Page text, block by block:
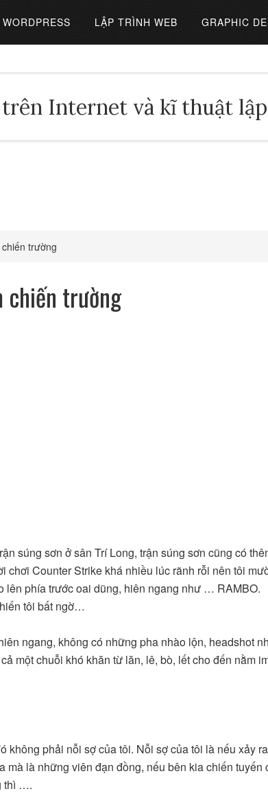
WORDPRESS LẬP TRÌNH WEB GRAPHIC
Internet và kĩ thuật
trường
chiến trường
súng sơn ở sân Trí Long, trận súng sơn cũng có
Counter Strike khá nhiều lúc rãnh rỗi nên tôi
lên phía trước oai dũng, hiên ngang như … RAMBO.
tôi bất ngờ…
ngang, không có những pha nhào lộn, headshot
một chuỗi khó khăn từ lăn, lê, bò, lết cho đến nằm
phải nỗi sợ của tôi. Nỗi sợ của tôi là nếu xảy ra
là những viên đạn đồng, nếu bên kia chiến tuyến
thì ….